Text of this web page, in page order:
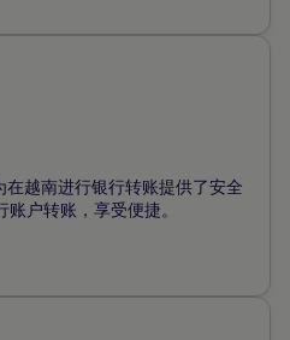
在越南进行银行转账提供了安全
户转账，享受便捷。